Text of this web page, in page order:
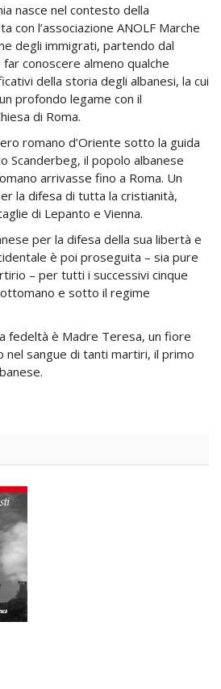
nasce nel contesto della
con l’associazione ANOLF Marche
degli immigrati, partendo dal
conoscere almeno qualche
della storia degli albanesi, la cui
profondo legame con il
di Roma.
romano d’Oriente sotto la guida
Scanderbeg, il popolo albanese
arrivasse fino a Roma. Un
la difesa di tutta la cristianità,
di Lepanto e Vienna.
per la difesa della sua libertà e
è poi proseguita – sia pure
– per tutti i successivi cinque
e sotto il regime
fedeltà è Madre Teresa, un fiore
nel sangue di tanti martiri, il primo